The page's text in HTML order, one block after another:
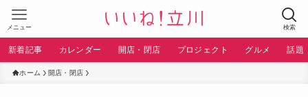
検索
メニュー
新着記事 カレンダー 開店・閉店 プロジェクト グルメ 話題
ホーム 開店・閉店